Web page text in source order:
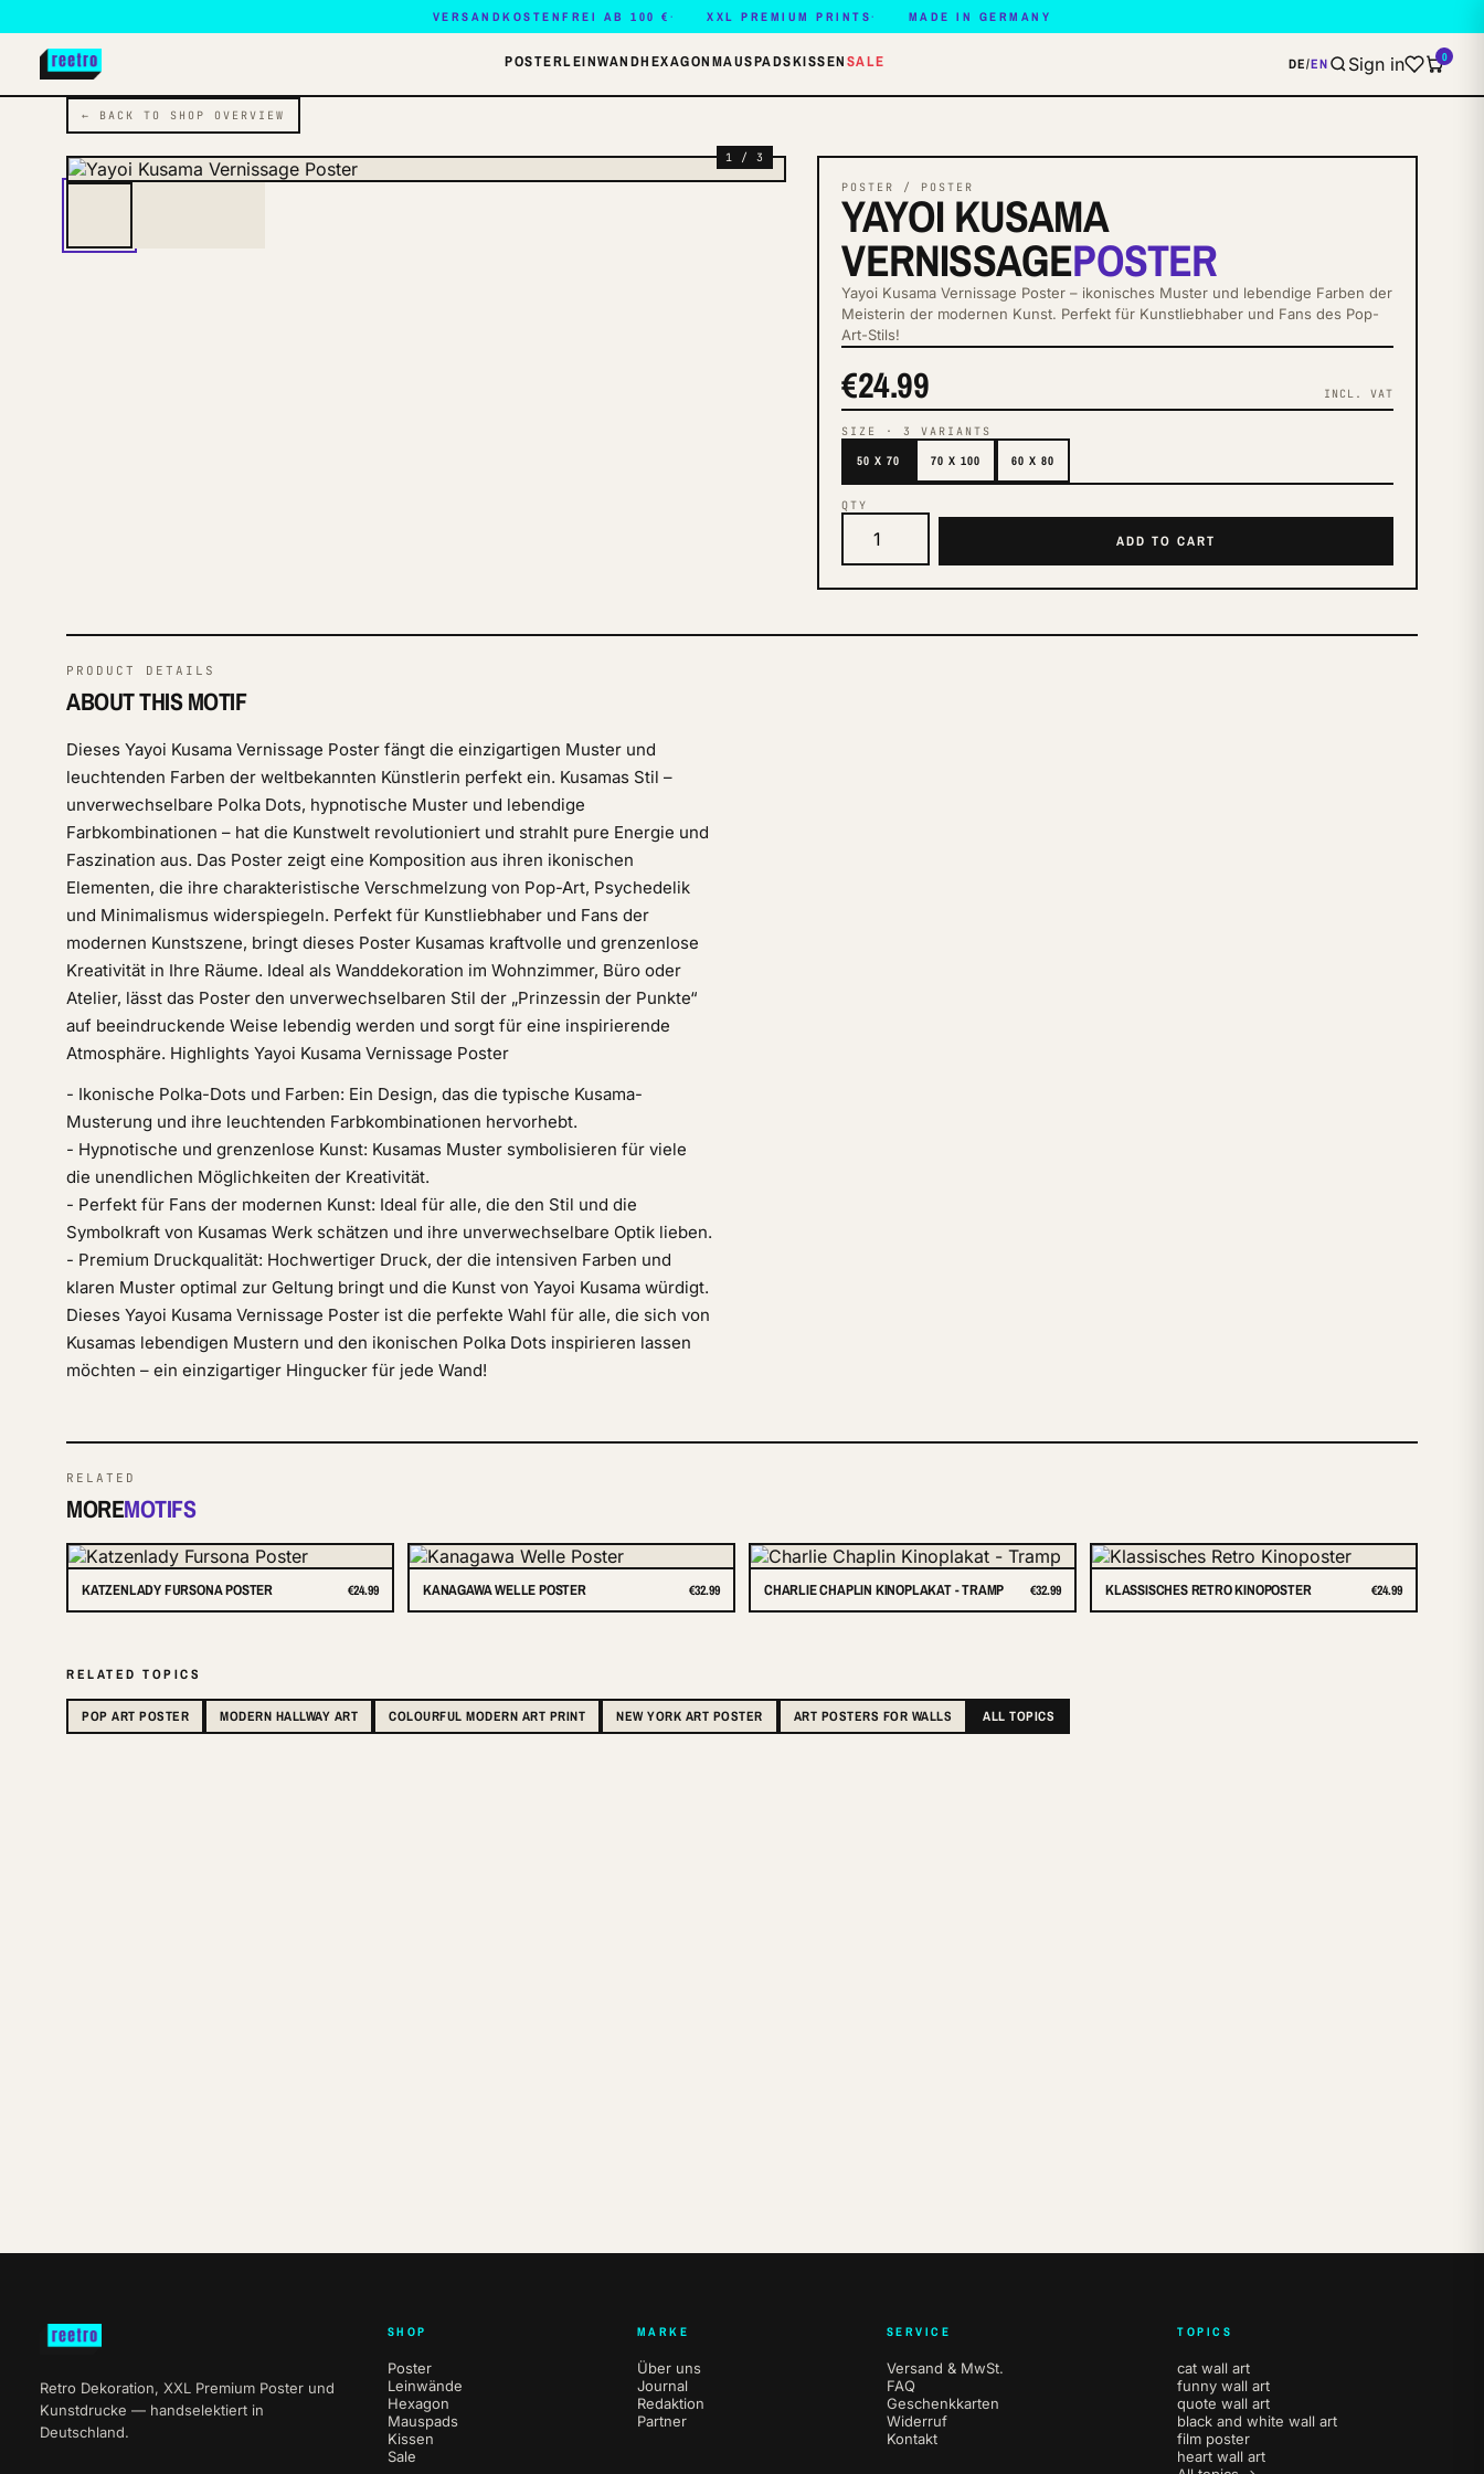
VERSANDKOSTENFREI AB 100 € XXL PREMIUM PRINTS MADE IN GERMANY
POSTERLEINWANDHEXAGONMAUSPADSKISSENSALE DE/EN Sign in 0
← BACK TO SHOP OVERVIEW
1 / 3
POSTER / POSTER
YAYOI KUSAMA
VERNISSAGEPOSTER
Yayoi Kusama Vernissage Poster – ikonisches Muster und lebendige Farben der
Meisterin der modernen Kunst. Perfekt für Kunstliebhaber und Fans des Pop-
Art-Stils!
€24.99 INCL. VAT
SIZE ·3 VARIANTS
50 X 70 70 X 100 60 X 80
QTY
ADD TO CART
PRODUCT DETAILS
ABOUT THIS MOTIF
Dieses Yayoi Kusama Vernissage Poster fängt die einzigartigen Muster und
leuchtenden Farben der weltbekannten Künstlerin perfekt ein. Kusamas Stil –
unverwechselbare Polka Dots, hypnotische Muster und lebendige
Farbkombinationen – hat die Kunstwelt revolutioniert und strahlt pure Energie und
Faszination aus. Das Poster zeigt eine Komposition aus ihren ikonischen
Elementen, die ihre charakteristische Verschmelzung von Pop-Art, Psychedelik
und Minimalismus widerspiegeln. Perfekt für Kunstliebhaber und Fans der
modernen Kunstszene, bringt dieses Poster Kusamas kraftvolle und grenzenlose
Kreativität in Ihre Räume. Ideal als Wanddekoration im Wohnzimmer, Büro oder
Atelier, lässt das Poster den unverwechselbaren Stil der „Prinzessin der Punkte“
auf beeindruckende Weise lebendig werden und sorgt für eine inspirierende
Atmosphäre. Highlights Yayoi Kusama Vernissage Poster
- Ikonische Polka-Dots und Farben: Ein Design, das die typische Kusama-
Musterung und ihre leuchtenden Farbkombinationen hervorhebt.
- Hypnotische und grenzenlose Kunst: Kusamas Muster symbolisieren für viele
die unendlichen Möglichkeiten der Kreativität.
- Perfekt für Fans der modernen Kunst: Ideal für alle, die den Stil und die
Symbolkraft von Kusamas Werk schätzen und ihre unverwechselbare Optik lieben.
- Premium Druckqualität: Hochwertiger Druck, der die intensiven Farben und
klaren Muster optimal zur Geltung bringt und die Kunst von Yayoi Kusama würdigt.
Dieses Yayoi Kusama Vernissage Poster ist die perfekte Wahl für alle, die sich von
Kusamas lebendigen Mustern und den ikonischen Polka Dots inspirieren lassen
möchten – ein einzigartiger Hingucker für jede Wand!
RELATED
MOREMOTIFS
KATZENLADY FURSONA POSTER €24.99 KANAGAWA WELLE POSTER €32.99 CHARLIE CHAPLIN KINOPLAKAT - TRAMP €32.99 KLASSISCHES RETRO KINOPOSTER €24.99
RELATED TOPICS
POP ART POSTER MODERN HALLWAY ART COLOURFUL MODERN ART PRINT NEW YORK ART POSTER ART POSTERS FOR WALLS ALL TOPICS
Retro Dekoration, XXL Premium Poster und
Kunstdrucke — handselektiert in
Deutschland.
SHOP
Poster
Leinwände
Hexagon
Mauspads
Kissen
Sale
MARKE
Über uns
Journal
Redaktion
Partner
SERVICE
Versand & MwSt.
FAQ
Geschenkkarten
Widerruf
Kontakt
TOPICS
cat wall art
funny wall art
quote wall art
black and white wall art
film poster
heart wall art